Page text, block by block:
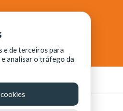
- Fundação de Ciência,
e de terceiros para
analisar o tráfego da